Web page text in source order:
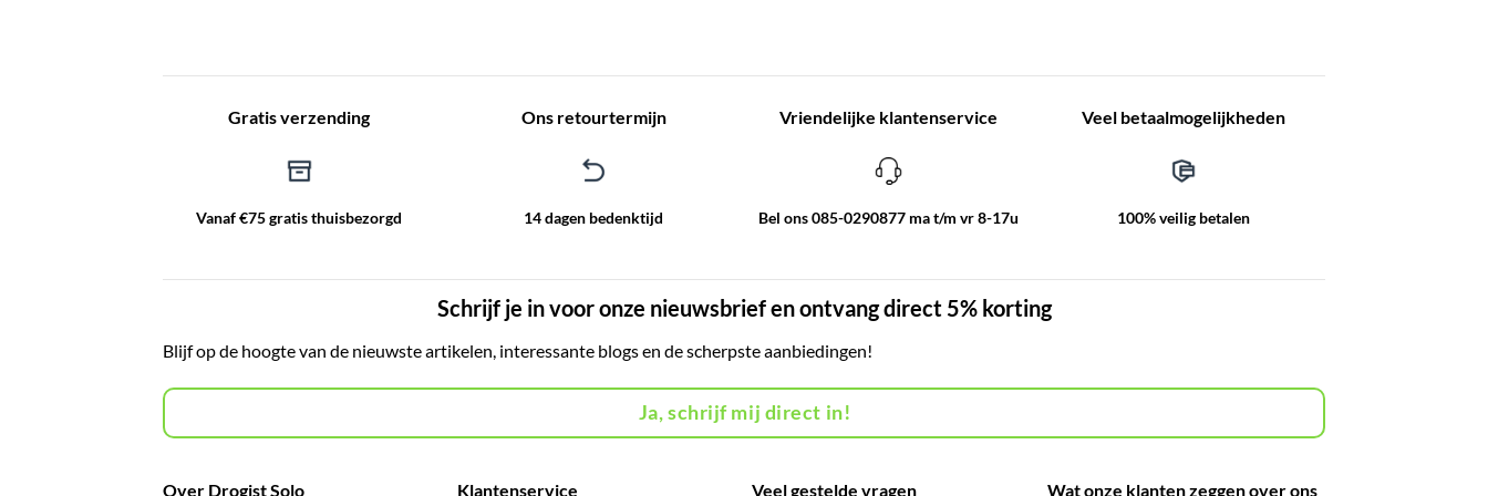
Gratis verzending
Vanaf €75 gratis thuisbezorgd
Ons retourtermijn
14 dagen bedenktijd
Vriendelijke klantenservice
Bel ons 085-0290877 ma t/m vr 8-17u
Veel betaalmogelijkheden
100% veilig betalen
Schrijf je in voor onze nieuwsbrief en ontvang direct 5% korting
Blijf op de hoogte van de nieuwste artikelen, interessante blogs en de scherpste aanbiedingen!
Ja, schrijf mij direct in!
Over Drogist Solo Klantenservice Veel gestelde vragen Wat onze klanten zeggen over ons